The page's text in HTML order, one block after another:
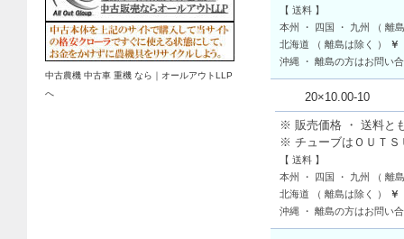
中古農機 中古車 重機 なら｜オールアウトLLP
へ
【 送料 】
本州 ・ 四国 ・ 九州 （ 離
北海道 （ 離島は除く ）
￥
沖縄 ・ 離島の方はお問い
20×10.00-10
※ 販売価格 ・ 送料と
※ チューブはＯＵＴＳ
【 送料 】
本州 ・ 四国 ・ 九州 （ 離
北海道 （ 離島は除く ）
￥
沖縄 ・ 離島の方はお問い